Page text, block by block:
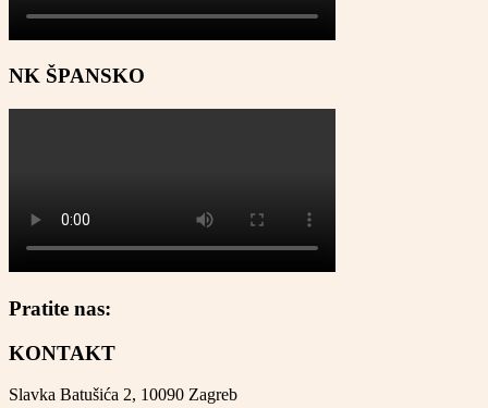
NK ŠPANSKO
Pratite nas:
KONTAKT
Slavka Batušića 2, 10090 Zagreb